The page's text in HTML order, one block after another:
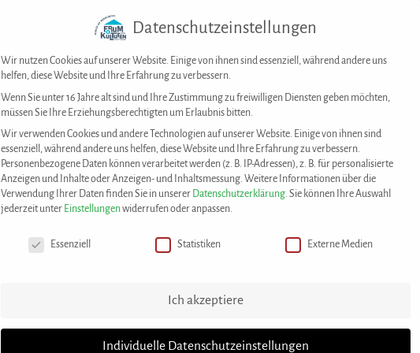
Forum der Kulturen Stuttgart e. V.
DAS KONZEPT
House of Resources
Datenschutzeinstellungen
Wir nutzen Cookies auf unserer Website. Einige von ihnen sind essenziell, während andere uns
helfen, diese Website und Ihre Erfahrung zu verbessern.
Wenn Sie unter 16 Jahre alt sind und Ihre Zustimmung zu freiwilligen Diensten geben möchten,
müssen Sie Ihre Erziehungsberechtigten um Erlaubnis bitten.
Wir verwenden Cookies und andere Technologien auf unserer Website. Einige von ihnen sind
essenziell, während andere uns helfen, diese Website und Ihre Erfahrung zu verbessern.
Personenbezogene Daten können verarbeitet werden (z. B. IP-Adressen), z. B. für personalisierte
Anzeigen und Inhalte oder Anzeigen- und Inhaltsmessung. Weitere Informationen über die
Verwendung Ihrer Daten finden Sie in unserer Datenschutzerklärung. Sie können Ihre Auswahl
jederzeit unter Einstellungenwiderrufen oder anpassen.
Essenziell
Statistiken Externe Medien
Ich akzeptiere
Individuelle Datenschutzeinstellungen